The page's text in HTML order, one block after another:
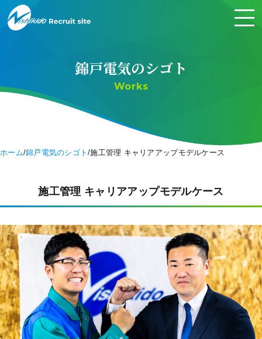
錦戸電気のシゴト
Works
ホーム 錦戸電気のシゴト 施工管理 キャリアアップモデルケース
施工管理 キャリアアップモデルケース